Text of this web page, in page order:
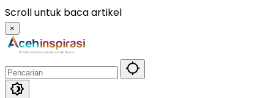
Langsung
ke
konten
Scroll untuk baca artikel
×